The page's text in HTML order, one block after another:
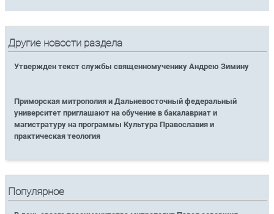
Другие новости раздела
Утвержден текст службы священномученику Андрею Зимину
Приморская митрополия и Дальневосточный федеральный
университет приглашают на обучение в бакалавриат и
магистратуру на программы Культура Православия и
практическая теология
Популярное